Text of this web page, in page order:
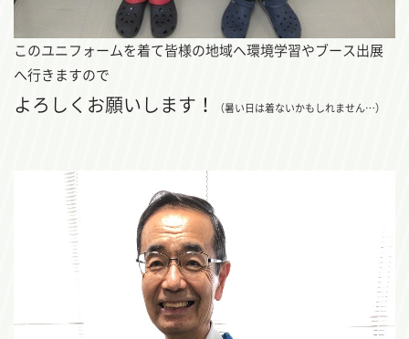
このユニフォームを着て皆様の地域へ環境学習やブース出展
へ行きますので
よろしくお願いします！ （暑い日は着ないかもしれません…）